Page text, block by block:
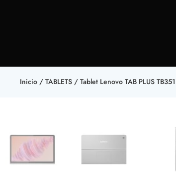
Inicio / TABLETS / Tablet Lenovo TAB PLUS